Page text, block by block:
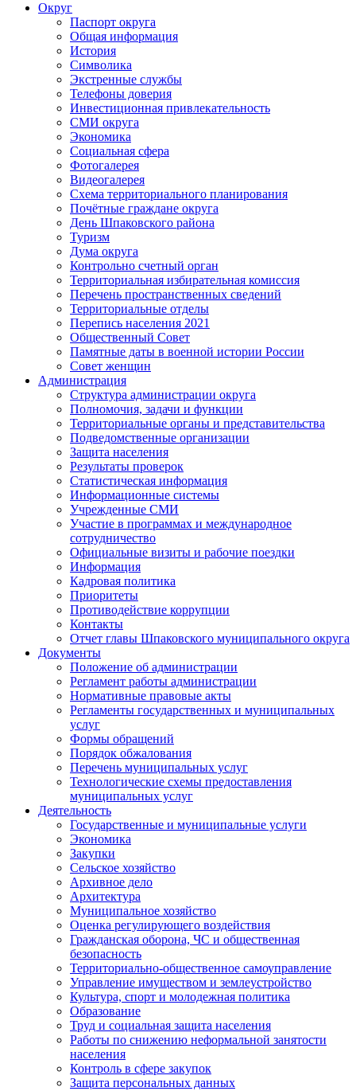
Округ
Паспорт округа
Общая информация
История
Символика
Экстренные службы
Телефоны доверия
Инвестиционная привлекательность
СМИ округа
Экономика
Социальная сфера
Фотогалерея
Видеогалерея
Схема территориального планирования
Почётные граждане округа
День Шпаковского района
Туризм
Дума округа
Контрольно счетный орган
Территориальная избирательная комиссия
Перечень пространственных сведений
Территориальные отделы
Перепись населения 2021
Общественный Совет
Памятные даты в военной истории России
Совет женщин
Администрация
Структура администрации округа
Полномочия, задачи и функции
Территориальные органы и представительства
Подведомственные организации
Защита населения
Результаты проверок
Статистическая информация
Информационные системы
Учрежденные СМИ
Участие в программах и международное
сотрудничество
Официальные визиты и рабочие поездки
Информация
Кадровая политика
Приоритеты
Противодействие коррупции
Контакты
Отчет главы Шпаковского муниципального округа
Документы
Положение об администрации
Регламент работы администрации
Нормативные правовые акты
Регламенты государственных и муниципальных
услуг
Формы обращений
Порядок обжалования
Перечень муниципальных услуг
Технологические схемы предоставления
муниципальных услуг
Деятельность
Государственные и муниципальные услуги
Экономика
Закупки
Сельское хозяйство
Архивное дело
Архитектура
Муниципальное хозяйство
Оценка регулирующего воздействия
Гражданская оборона, ЧС и общественная
безопасность
Территориально-общественное самоуправление
Управление имуществом и землеустройство
Культура, спорт и молодежная политика
Образование
Труд и социальная защита населения
Работы по снижению неформальной занятости
населения
Контроль в сфере закупок
Защита персональных данных